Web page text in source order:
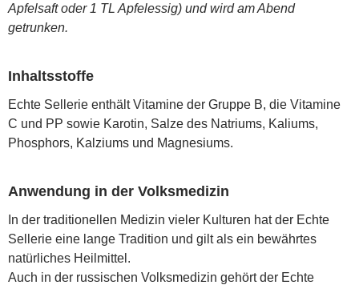
Apfelsaft oder 1 TL Apfelessig) und wird am Abend
getrunken.
Inhaltsstoffe
Echte Sellerie enthält Vitamine der Gruppe B, die Vitamine
C und РР sowie Karotin, Salze des Natriums, Kaliums,
Phosphors, Kalziums und Magnesiums.
Anwendung in der Volksmedizin
In der traditionellen Medizin vieler Kulturen hat der Echte
Sellerie eine lange Tradition und gilt als ein bewährtes
natürliches Heilmittel.
Auch in der russischen Volksmedizin gehört der Echte